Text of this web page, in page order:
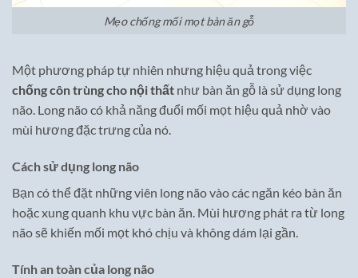
Mẹo chống mối mọt bàn ăn gỗ
Một phương pháp tự nhiên nhưng hiệu quả trong việc
chống côn trùng cho nội thất như bàn ăn gỗ là sử dụng long
não. Long não có khả năng đuổi mối mọt hiệu quả nhờ vào
mùi hương đặc trưng của nó.
Cách sử dụng long não
Bạn có thể đặt những viên long não vào các ngăn kéo bàn ăn
hoặc xung quanh khu vực bàn ăn. Mùi hương phát ra từ long
não sẽ khiến mối mọt khó chịu và không dám lại gần.
Tính an toàn của long não